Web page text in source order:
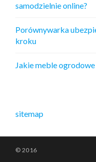
samodzielnie online?
Porównywarka
kroku
Jakie meble
sitemap
© 2016